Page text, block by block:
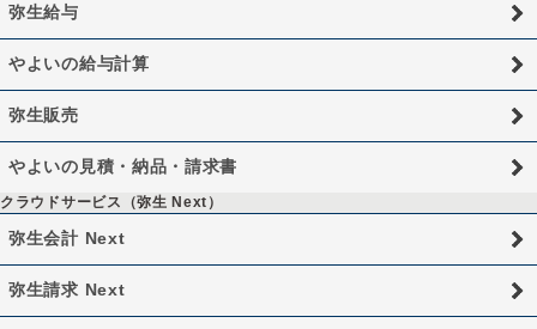
弥生給与
やよいの給与計算
弥生販売
やよいの見積・納品・請求書
クラウドサービス（弥生 Next）
弥生会計 Next
弥生請求 Next